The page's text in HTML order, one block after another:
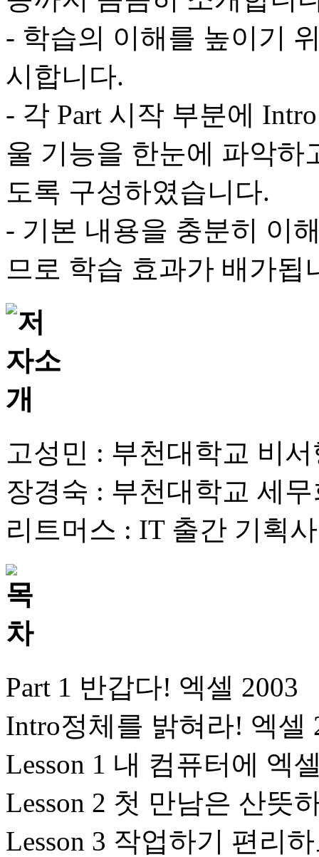
- 학습의 이해를 높이기
시합니다.
- 각 Part 시작 부분에
울 기능을 한눈에 파악하
도록 구성하였습니다.
- 기본 내용을 충분히 이
므로 학습 효과가 배가됩
고성민 : 부천대학교 비
장경숙 : 부천대학교 세
리트머스 : IT 출간 기획사
Part 1 반갑다! 엑셀 2003
Intro정체를 밝혀라! 엑셀
Lesson 1 내 컴퓨터에 엑
Lesson 2 첫 만남은 산뜻
Lesson 3 작업하기 편리